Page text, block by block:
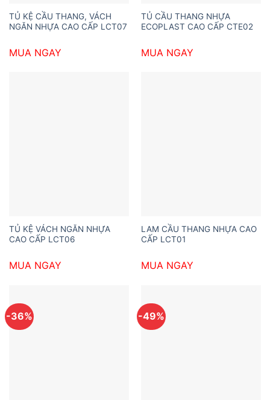
TỦ KỆ CẦU THANG, VÁCH
NGĂN NHỰA CAO CẤP LCT07
MUA NGAY
TỦ CẦU THANG NHỰA
ECOPLAST CAO CẤP CTE02
MUA NGAY
TỦ KỆ VÁCH NGĂN NHỰA
CAO CẤP LCT06
MUA NGAY
LAM CẦU THANG NHỰA CAO
CẤP LCT01
MUA NGAY
-36% -49%